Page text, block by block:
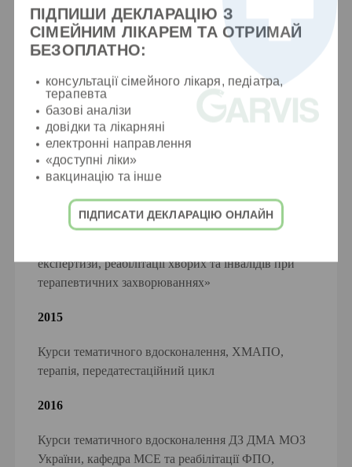
Курси і конференції
2014
Курси тематичного вдосконалення, ДЗ ДМА МОЗ
України, кафедра МСЕ та реабілітації ФПО,
експертизи, реабілітації хворих та інвалідів при
терапевтичних захворюваннях»
2015
Курси тематичного вдосконалення, ХМАПО,
терапія, передатестаційний цикл
2016
Курси тематичного вдосконалення ДЗ ДМА МОЗ
України, кафедра МСЕ та реабілітації ФПО,
ПІДПИШИ ДЕКЛАРАЦІЮ З
СІМЕЙНИМ ЛІКАРЕМ ТА ОТРИМАЙ
БЕЗОПЛАТНО:
консультації сімейного лікаря, педіатра,
терапевта
базові аналізи
довідки та лікарняні
електронні направлення
«доступні ліки»
вакцинацію та інше
ПІДПИСАТИ ДЕКЛАРАЦІЮ ОНЛАЙН